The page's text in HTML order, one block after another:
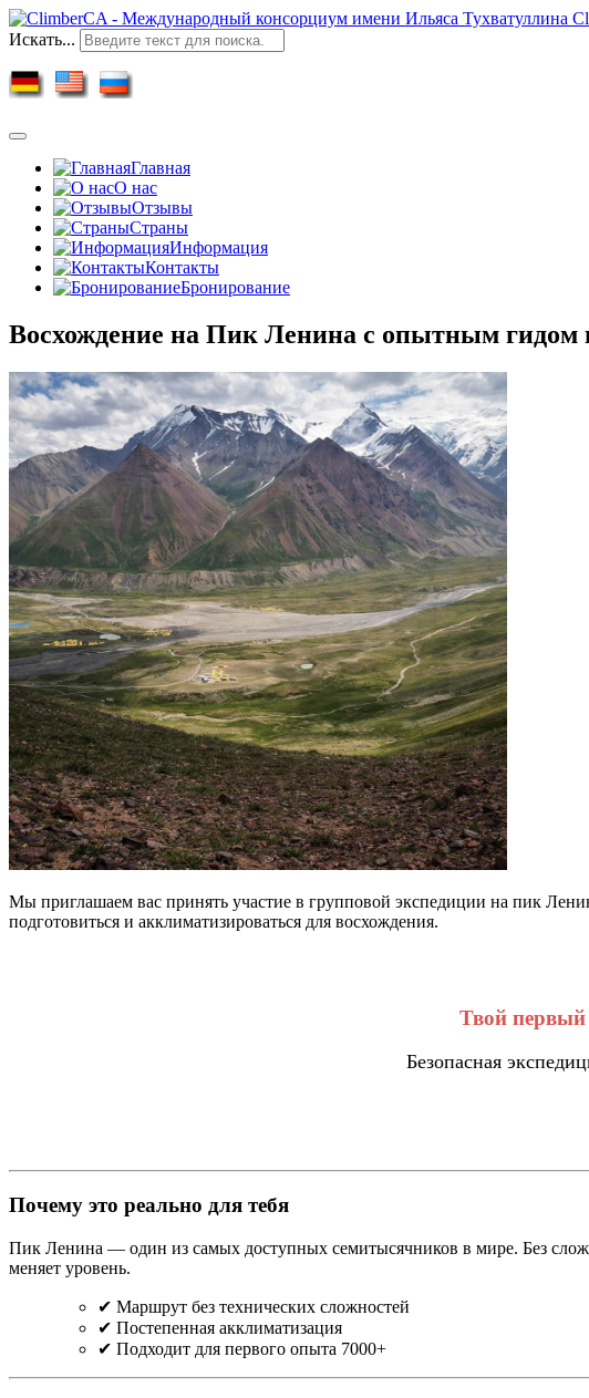
Искать...
Главная
О нас
Отзывы
Страны
Информация
Контакты
Бронирование
Восхождение на Пик Ленина с опытным гидом
Мы приглашаем вас принять участие в групповой экспедиции на пик
подготовиться и акклиматизироваться для восхождения.
Твой
Безопасная
Почему это реально для тебя
Пик Ленина — один из самых доступных семитысячников в мире. Без
меняет уровень.
✔ Маршрут без технических сложностей
✔ Постепенная акклиматизация
✔ Подходит для первого опыта 7000+